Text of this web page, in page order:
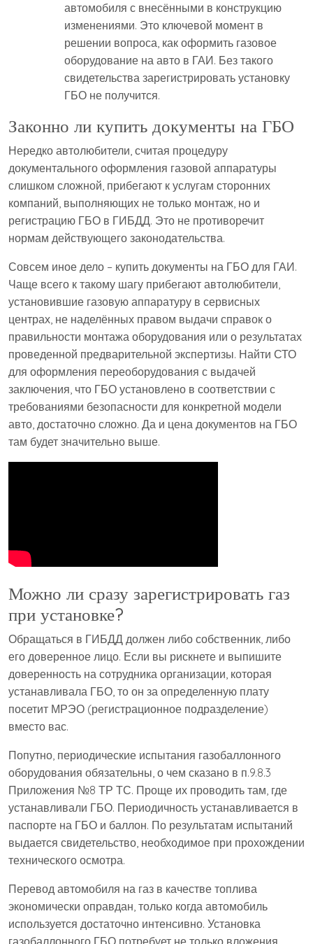
автомобиля с внесёнными в конструкцию
изменениями. Это ключевой момент в
решении вопроса, как оформить газовое
оборудование на авто в ГАИ. Без такого
свидетельства зарегистрировать установку
ГБО не получится.
Законно ли купить документы на ГБО
Нередко автолюбители, считая процедуру
документального оформления газовой аппаратуры
слишком сложной, прибегают к услугам сторонних
компаний, выполняющих не только монтаж, но и
регистрацию ГБО в ГИБДД. Это не противоречит
нормам действующего законодательства.
Совсем иное дело – купить документы на ГБО для ГАИ.
Чаще всего к такому шагу прибегают автолюбители,
установившие газовую аппаратуру в сервисных
центрах, не наделённых правом выдачи справок о
правильности монтажа оборудования или о результатах
проведенной предварительной экспертизы. Найти СТО
для оформления переоборудования с выдачей
заключения, что ГБО установлено в соответствии с
требованиями безопасности для конкретной модели
авто, достаточно сложно. Да и цена документов на ГБО
там будет значительно выше.
Можно ли сразу зарегистрировать газ
при установке?
Обращаться в ГИБДД должен либо собственник, либо
его доверенное лицо. Если вы рискнете и выпишите
доверенность на сотрудника организации, которая
устанавливала ГБО, то он за определенную плату
посетит МРЭО (регистрационное подразделение)
вместо вас.
Попутно, периодические испытания газобаллонного
оборудования обязательны, о чем сказано в п.9.8.3
Приложения №8 ТР ТС. Проще их проводить там, где
устанавливали ГБО. Периодичность устанавливается в
паспорте на ГБО и баллон. По результатам испытаний
выдается свидетельство, необходимое при прохождении
технического осмотра.
Перевод автомобиля на газ в качестве топлива
экономически оправдан, только когда автомобиль
используется достаточно интенсивно. Установка